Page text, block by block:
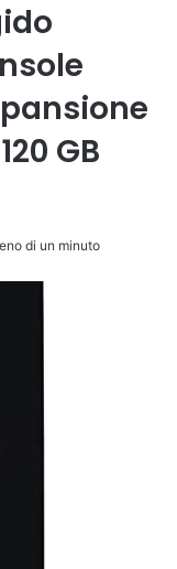
GB
di un minuto